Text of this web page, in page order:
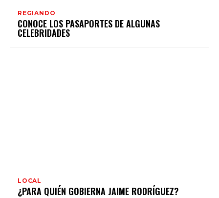
REGIANDO
CONOCE LOS PASAPORTES DE ALGUNAS
CELEBRIDADES
LOCAL
¿PARA QUIÉN GOBIERNA JAIME RODRÍGUEZ?